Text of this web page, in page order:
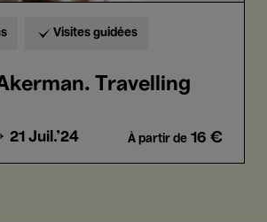
Visites guidées
Travelling
21 Juil.'24 À partir de 16 €